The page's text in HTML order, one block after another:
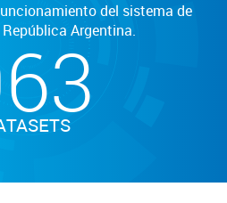
del sistema de
Argentina.